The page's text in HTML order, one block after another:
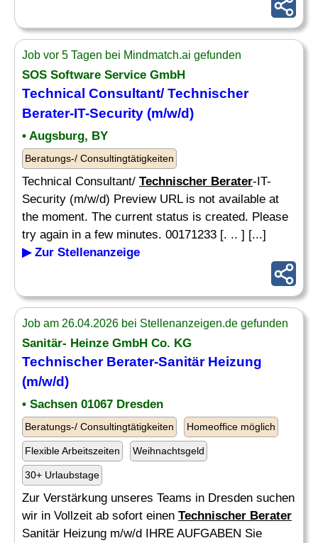
Job vor 5 Tagen bei Mindmatch.ai gefunden
SOS Software Service GmbH
Technical Consultant/ Technischer
Berater-IT-Security (m/w/d)
• Augsburg, BY
Beratungs-/ Consultingtätigkeiten
Technical Consultant/ Technischer Berater-IT-
Security (m/w/d) Preview URL is not available at
the moment. The current status is created. Please
try again in a few minutes. 00171233 [. .. ] [...]
▶ Zur Stellenanzeige
Job am 26.04.2026 bei Stellenanzeigen.de gefunden
Sanitär- Heinze GmbH Co. KG
Technischer Berater-Sanitär Heizung
(m/w/d)
• Sachsen 01067 Dresden
Beratungs-/ Consultingtätigkeiten Homeoffice möglich
Flexible Arbeitszeiten Weihnachtsgeld
30+ Urlaubstage
Zur Verstärkung unseres Teams in Dresden suchen
wir in Vollzeit ab sofort einen Technischer Berater
Sanitär Heizung m/w/d IHRE AUFGABEN Sie